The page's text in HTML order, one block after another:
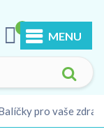
MENU